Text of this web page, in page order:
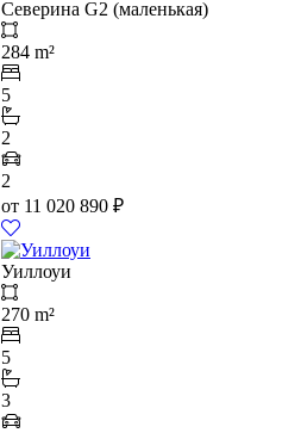
Северина G2 (маленькая)
284 m²
5
2
2
от 11 020 890 ₽
Уиллоуи
270 m²
5
3